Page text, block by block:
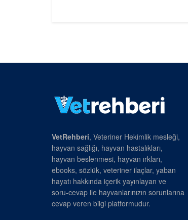
VetRehberi, Veteriner Hekimlik mesleği,
hayvan sağlığı, hayvan hastalıkları,
hayvan beslenmesi, hayvan ırkları,
ebooks, sözlük, veteriner ilaçlar, yaban
hayatı hakkında içerik yayınlayan ve
soru-cevap ile hayvanlarınızın sorunlarına
cevap veren bilgi platformudur.